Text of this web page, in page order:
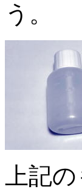
う。
上記